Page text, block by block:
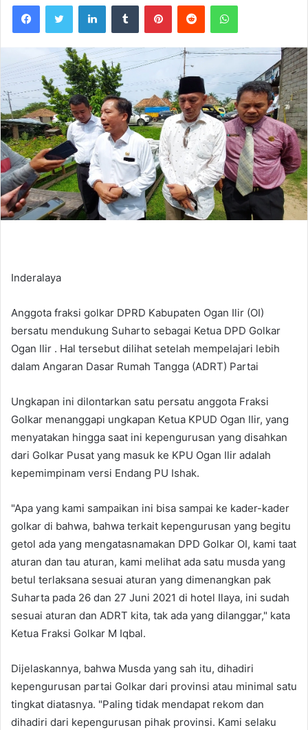
Inderalaya
Anggota fraksi golkar DPRD Kabupaten Ogan Ilir (OI)
bersatu mendukung Suharto sebagai Ketua DPD Golkar
Ogan Ilir . Hal tersebut dilihat setelah mempelajari lebih
dalam Angaran Dasar Rumah Tangga (ADRT) Partai
Ungkapan ini dilontarkan satu persatu anggota Fraksi
Golkar menanggapi ungkapan Ketua KPUD Ogan Ilir, yang
menyatakan hingga saat ini kepengurusan yang disahkan
dari Golkar Pusat yang masuk ke KPU Ogan Ilir adalah
kepemimpinam versi Endang PU Ishak.
"Apa yang kami sampaikan ini bisa sampai ke kader-kader
golkar di bahwa, bahwa terkait kepengurusan yang begitu
getol ada yang mengatasnamakan DPD Golkar OI, kami taat
aturan dan tau aturan, kami melihat ada satu musda yang
betul terlaksana sesuai aturan yang dimenangkan pak
Suharta pada 26 dan 27 Juni 2021 di hotel Ilaya, ini sudah
sesuai aturan dan ADRT kita, tak ada yang dilanggar," kata
Ketua Fraksi Golkar M Iqbal.
Dijelaskannya, bahwa Musda yang sah itu, dihadiri
kepengurusan partai Golkar dari provinsi atau minimal satu
tingkat diatasnya. "Paling tidak mendapat rekom dan
dihadiri dari kepengurusan pihak provinsi. Kami selaku